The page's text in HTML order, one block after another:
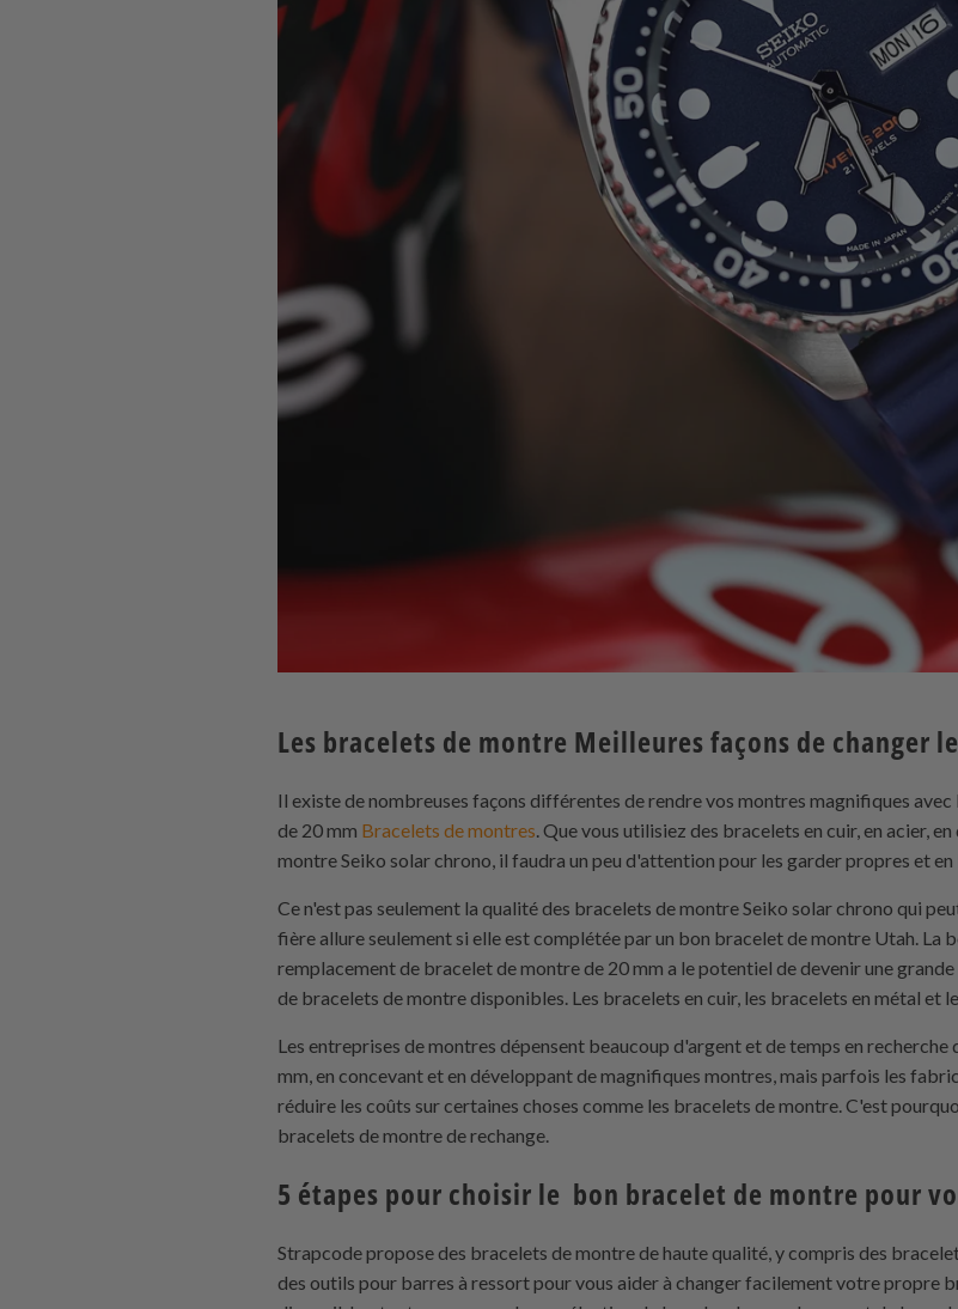
Les bracelets de montre Meilleures façons de changer
Il existe de nombreuses façons différentes de rendre vos montres magnifiques
de 20 mm Bracelets de montres . Que vous utilisiez des bracelets en cuir, en acier,
montre Seiko solar chrono, il faudra un peu d'attention pour les garder propres et en
Ce n'est pas seulement la qualité des bracelets de montre Seiko solar chrono qui
fière allure seulement si elle est complétée par un bon bracelet de montre Utah. La
remplacement de bracelet de montre de 20 mm a le potentiel de devenir une
de bracelets de montre disponibles. Les bracelets en cuir, les bracelets en métal et
Les entreprises de montres dépensent beaucoup d'argent et de temps en
mm, en concevant et en développant de magnifiques montres, mais parfois les
réduire les coûts sur certaines choses comme les bracelets de montre. C'est
bracelets de montre de rechange.
5 étapes pour choisir le bon bracelet de montre pour
Strapcode propose des bracelets de montre de haute qualité, y compris des
des outils pour barres à ressort pour vous aider à changer facilement votre propre